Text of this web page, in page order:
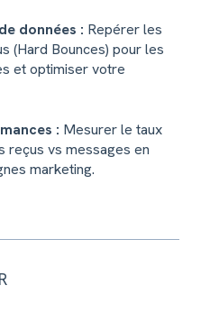
données : Repérer les
(Hard Bounces) pour les
et optimiser votre
: Mesurer le taux
reçus vs messages en
marketing.